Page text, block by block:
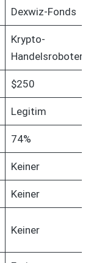
Dexwiz-Fonds
Krypto-
Handelsroboter
$250
Legitim
74%
Keiner
Keiner
Keiner